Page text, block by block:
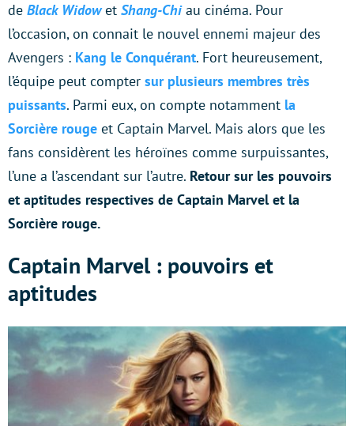
de Black Widowet Shang-Chiau cinéma. Pour
l’occasion, on connait le nouvel ennemi majeur des
Avengers : Kang le Conquérant. Fort heureusement,
l’équipe peut compter sur plusieurs membres très
puissants. Parmi eux, on compte notamment la
Sorcière rouge et Captain Marvel. Mais alors que les
fans considèrent les héroïnes comme surpuissantes,
l’une a l’ascendant sur l’autre. Retour sur les pouvoirs
et aptitudes respectives de Captain Marvel et la
Sorcière rouge.
Captain Marvel : pouvoirs et
aptitudes